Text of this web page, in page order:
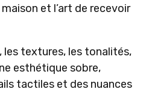
et l’art de recevoir
les textures, les tonalités,
esthétique sobre,
tactiles et des nuances